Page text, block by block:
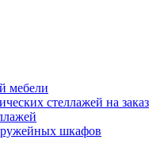
мебели
стеллажей на заказ
шкафов